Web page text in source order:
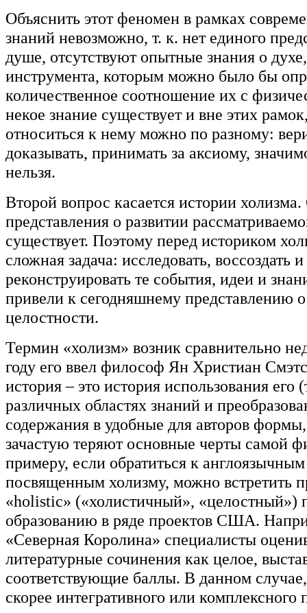
Объяснить этот феномен в рамках
знаний невозможно, т. к. нет единого
душе, отсутствуют опытные знания о
инструмента, которым можно было бы
количественное соотношение их с
некое знание существует и вне этих
относиться к нему можно по разному:
доказывать, принимать за аксиому,
нельзя.
Второй вопрос касается истории холизма.
представления о развитии
существует. Поэтому перед историком
сложная задача: исследовать, воссоздать и
реконструировать те события, идеи и
привели к сегодняшнему представлению
целостности.
Термин «холизм» возник сравнительно
году его ввел философ Ян Христиан
история – это история использования его
различных областях знаний и
содержания в удобные для авторов
зачастую теряют основные черты самой
примеру, если обратиться к
посвященным холизму, можно встретить
«holistic» («холистичный», «целостный»)
образованию в ряде проектов США.
«Северная Королина» специалисты
литературные сочинения как целое,
соответствующие баллы. В данном
скорее интегративного или комплексного